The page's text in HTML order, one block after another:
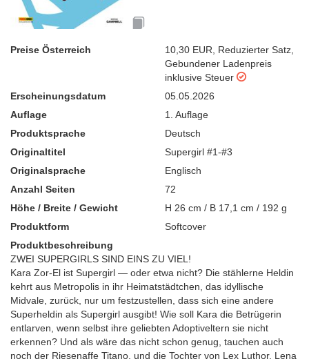
Preise Österreich 10,30 EUR, Reduzierter Satz,
Gebundener Ladenpreis
inklusive Steuer
Erscheinungsdatum
05.05.2026
Auflage
1. Auflage
Produktsprache
Deutsch
Originaltitel
Supergirl #1-#3
Originalsprache
Englisch
Anzahl Seiten
72
Höhe / Breite / Gewicht
H 26 cm / B 17,1 cm / 192 g
Produktform
Softcover
Produktbeschreibung
ZWEI SUPERGIRLS SIND EINS ZU VIEL!
Kara Zor-El ist Supergirl — oder etwa nicht? Die stählerne Heldin
kehrt aus Metropolis in ihr Heimatstädtchen, das idyllische
Midvale, zurück, nur um festzustellen, dass sich eine andere
Superheldin als Supergirl ausgibt! Wie soll Kara die Betrügerin
entlarven, wenn selbst ihre geliebten Adoptiveltern sie nicht
erkennen? Und als wäre das nicht schon genug, tauchen auch
noch der Riesenaffe Titano, und die Tochter von Lex Luthor, Lena